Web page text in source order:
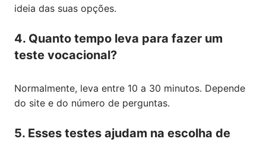
ideia das suas opções.
4. Quanto tempo leva para fazer um
teste vocacional?
Normalmente, leva entre 10 a 30 minutos. Depende
do site e do número de perguntas.
5. Esses testes ajudam na escolha de